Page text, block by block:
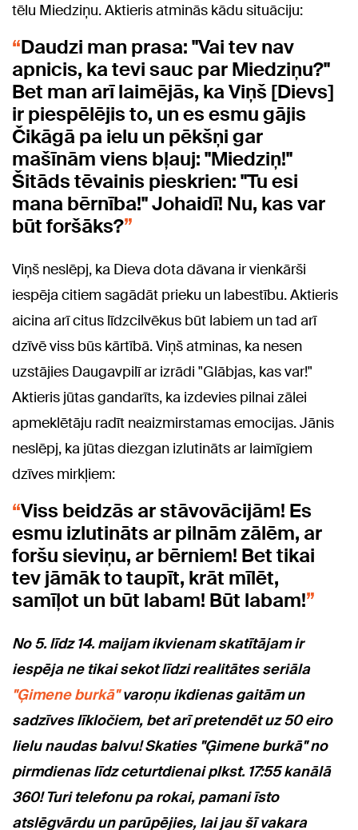
tēlu Miedziņu. Aktieris atminās kādu situāciju:
Daudzi man prasa: "Vai tev nav
apnicis, ka tevi sauc par Miedziņu?"
Bet man arī laimējās, ka Viņš [Dievs]
ir piespēlējis to, un es esmu gājis
Čikāgā pa ielu un pēkšņi gar
mašīnām viens bļauj: "Miedziņ!"
Šitāds tēvainis pieskrien: "Tu esi
mana bērnība!" Johaidī! Nu, kas var
būt foršāks?
Viņš neslēpj, ka Dieva dota dāvana ir vienkārši
iespēja citiem sagādāt prieku un labestību. Aktieris
aicina arī citus līdzcilvēkus būt labiem un tad arī
dzīvē viss būs kārtībā. Viņš atminas, ka nesen
uzstājies Daugavpilī ar izrādi "Glābjas, kas var!"
Aktieris jūtas gandarīts, ka izdevies pilnai zālei
apmeklētāju radīt neaizmirstamas emocijas. Jānis
neslēpj, ka jūtas diezgan izlutināts ar laimīgiem
dzīves mirkļiem:
Viss beidzās ar stāvovācijām! Es
esmu izlutināts ar pilnām zālēm, ar
foršu sieviņu, ar bērniem! Bet tikai
tev jāmāk to taupīt, krāt mīlēt,
samīļot un būt labam! Būt labam!
No 5. līdz 14. maijam ikvienam skatītājam ir
iespēja ne tikai sekot līdzi realitātes seriāla
"Ģimene burkā"varoņu ikdienas gaitām un
sadzīves līkločiem, bet arī pretendēt uz 50 eiro
lielu naudas balvu! Skaties "Ģimene burkā" no
pirmdienas līdz ceturtdienai plkst. 17:55 kanālā
360! Turi telefonu pa rokai, pamani īsto
atslēgvārdu un parūpējies, lai jau šī vakara